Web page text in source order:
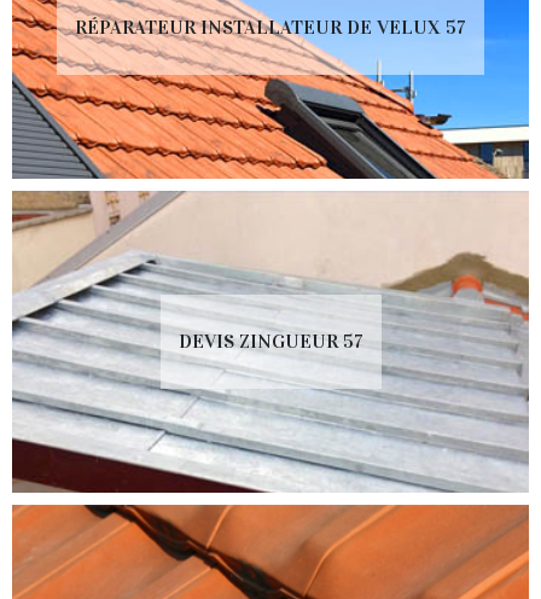
RÉPARATEUR INSTALLATEUR DE VELUX 57
DEVIS ZINGUEUR 57